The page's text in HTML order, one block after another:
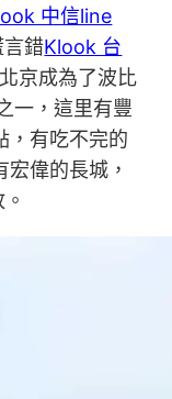
中信line
錯Klook 台
京成為了波比
一，這里有豐
，有吃不完的
偉的長城，